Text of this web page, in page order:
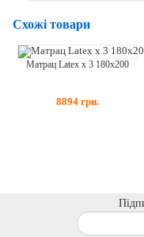
Схожі товари
Матрац Latex x 3 180x200
8894 грн.